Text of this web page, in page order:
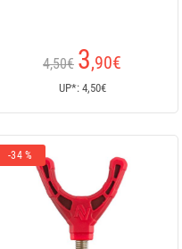
4,50€ 3,90€
UP*: 4,50€
-34 %